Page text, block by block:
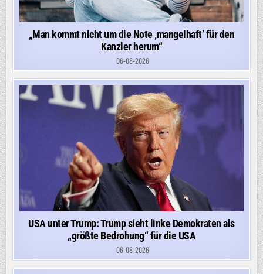
„Man kommt nicht um die Note ‚mangelhaft’ für den
Kanzler herum“
06-08-2026
USA unter Trump: Trump sieht linke Demokraten als
„größte Bedrohung“ für die USA
06-08-2026